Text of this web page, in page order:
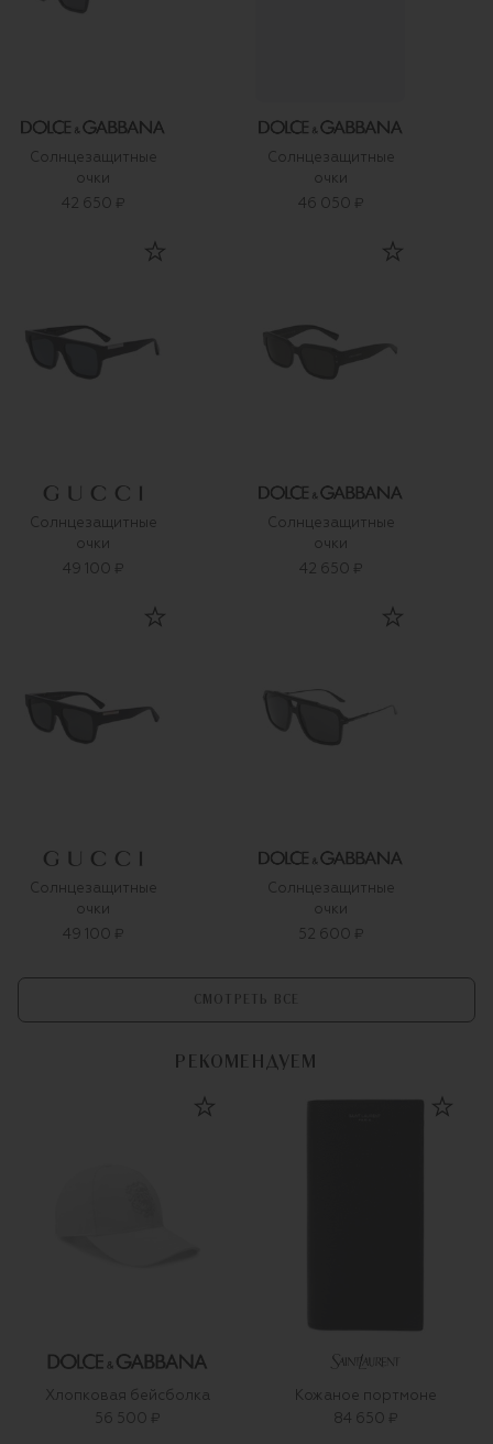
Солнцезащитные
очки
42 650 ₽
Солнцезащитные
очки
46 050 ₽
Солнцезащитные
очки
49 100 ₽
Солнцезащитные
очки
42 650 ₽
Солнцезащитные
очки
49 100 ₽
Солнцезащитные
очки
52 600 ₽
СМОТРЕТЬ ВСЕ
РЕКОМЕНДУЕМ
Хлопковая бейсболка
56 500 ₽
Кожаное портмоне
84 650 ₽